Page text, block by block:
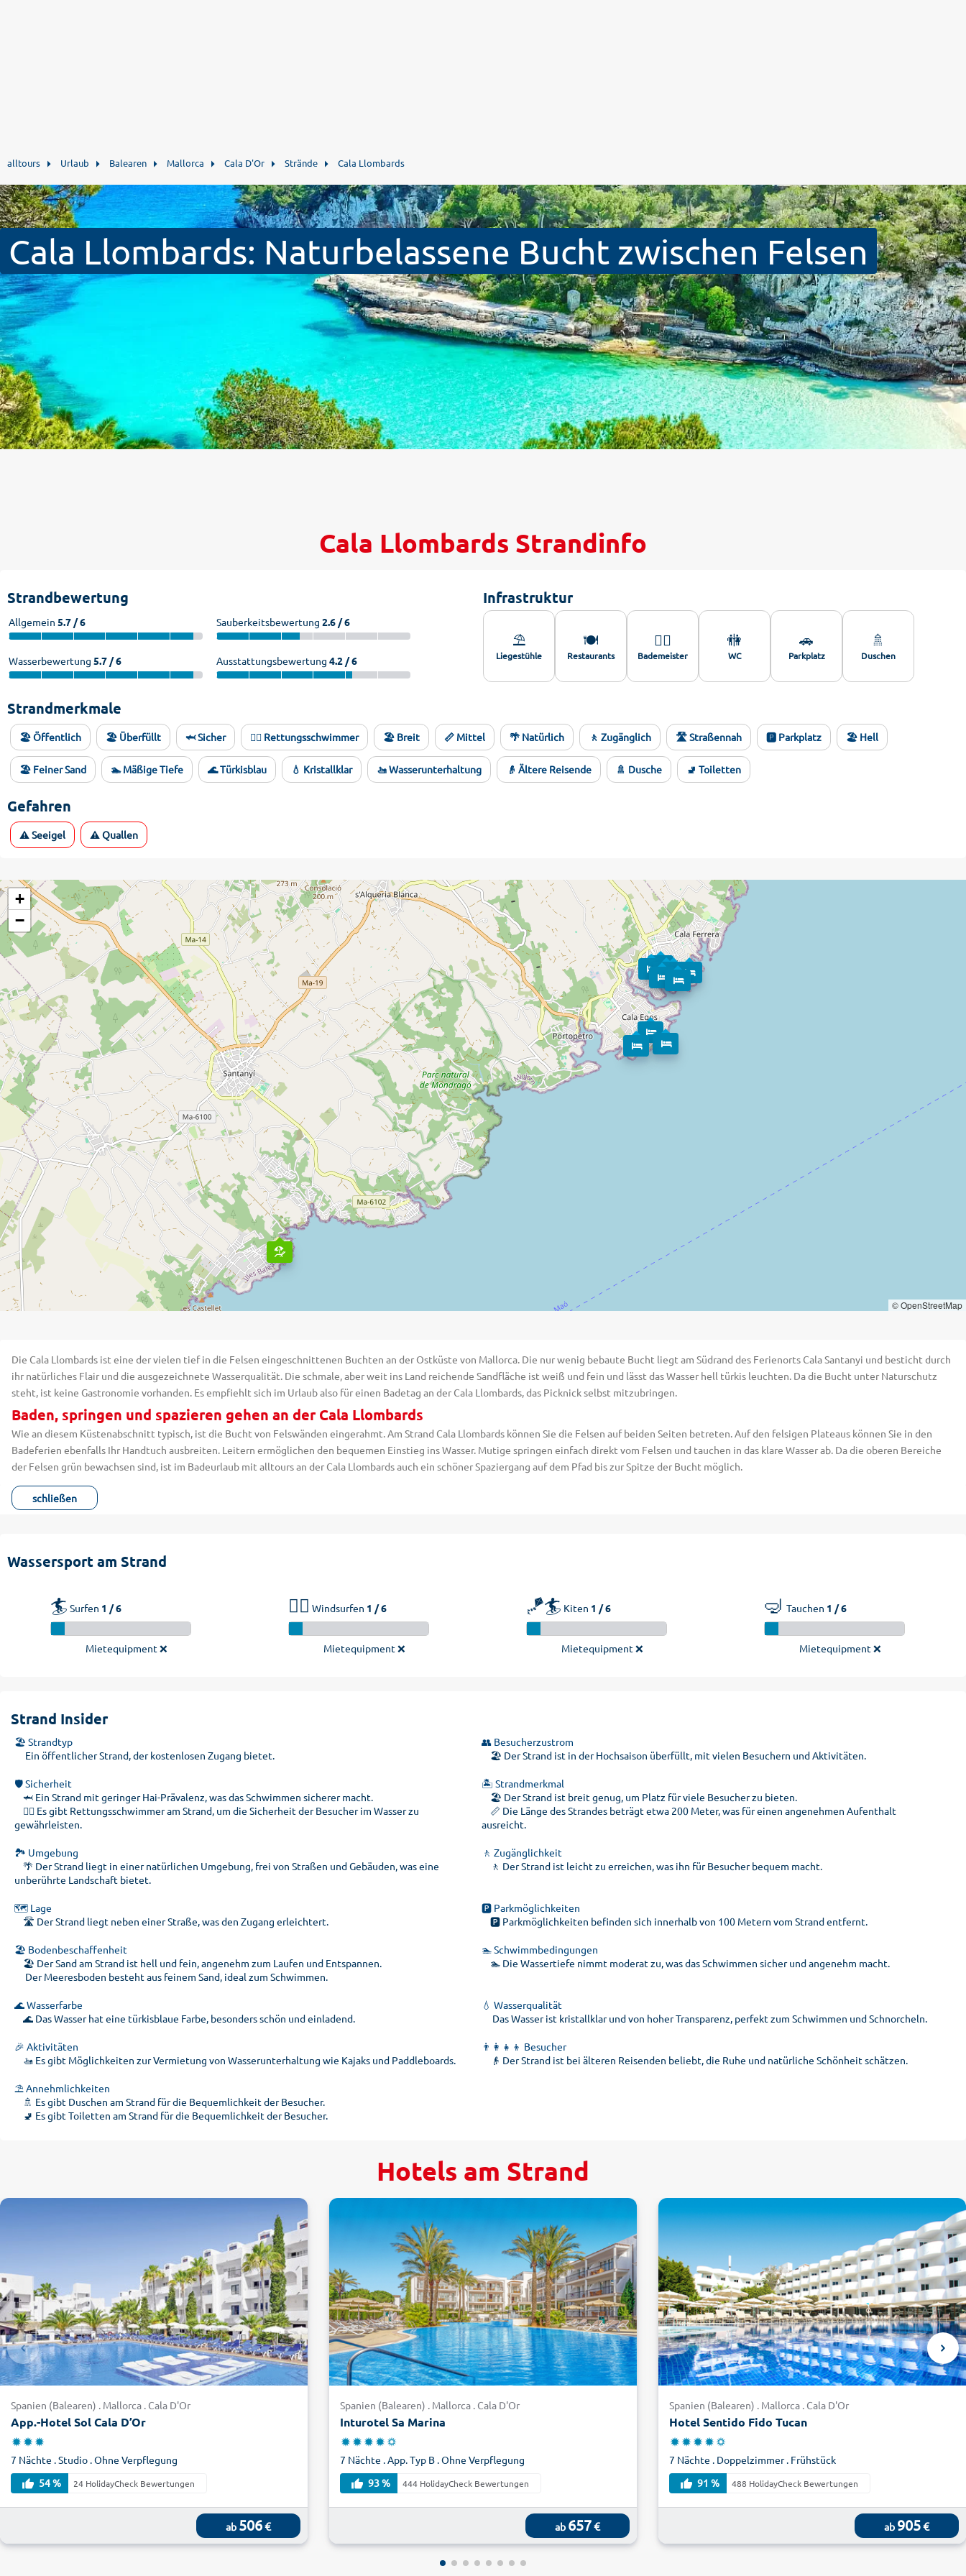
alltours Urlaub Balearen Mallorca Cala D'Or Strände Cala Llombards
Cala Llombards: Naturbelassene Bucht zwischen Felsen
Cala Llombards Strandinfo
Strandbewertung
Allgemein 5.7 / 6 Sauberkeitsbewertung 2.6 / 6
Wasserbewertung 5.7 / 6 Ausstattungsbewertung 4.2 / 6
Infrastruktur
⛱️
Liegestühle
🍽️
Restaurants
🏊‍♂️
Bademeister
🚻
WC
🚗
Parkplatz
🚿
Duschen
Strandmerkmale
🏖️ Öffentlich 🏖️ Überfüllt 🦈 Sicher 🏊‍♂️ Rettungsschwimmer 🏖️ Breit 📏 Mittel 🌴 Natürlich 🚶 Zugänglich 🛣️ Straßennah 🅿️ Parkplatz 🏖️ Hell
🏖️ Feiner Sand 🏊 Mäßige Tiefe 🌊 Türkisblau 💧 Kristallklar 🚤 Wasserunterhaltung 👴 Ältere Reisende 🚿 Dusche 🚽 Toiletten
Gefahren
⚠️ Seeigel ⚠️ Quallen
+
−
© OpenStreetMap
Die Cala Llombards ist eine der vielen tief in die Felsen eingeschnittenen Buchten an der Ostküste von Mallorca. Die nur wenig bebaute Bucht liegt am Südrand des Ferienorts Cala Santanyi und besticht durch
ihr natürliches Flair und die ausgezeichnete Wasserqualität. Die schmale, aber weit ins Land reichende Sandfläche ist weiß und fein und lässt das Wasser hell türkis leuchten. Da die Bucht unter Naturschutz
steht, ist keine Gastronomie vorhanden. Es empfiehlt sich im Urlaub also für einen Badetag an der Cala Llombards, das Picknick selbst mitzubringen.
Baden, springen und spazieren gehen an der Cala Llombards
Wie an diesem Küstenabschnitt typisch, ist die Bucht von Felswänden eingerahmt. Am Strand Cala Llombards können Sie die Felsen auf beiden Seiten betreten. Auf den felsigen Plateaus können Sie in den
Badeferien ebenfalls Ihr Handtuch ausbreiten. Leitern ermöglichen den bequemen Einstieg ins Wasser. Mutige springen einfach direkt vom Felsen und tauchen in das klare Wasser ab. Da die oberen Bereiche
der Felsen grün bewachsen sind, ist im Badeurlaub mit alltours an der Cala Llombards auch ein schöner Spaziergang auf dem Pfad bis zur Spitze der Bucht möglich.
schließen
Wassersport am Strand
🏄 Surfen 1 / 6
Mietequipment ❌
🏄‍♂️ Windsurfen 1 / 6
Mietequipment ❌
🪁🏄 Kiten 1 / 6
Mietequipment ❌
🤿 Tauchen 1 / 6
Mietequipment ❌
Strand Insider
🏖️ Strandtyp
Ein öffentlicher Strand, der kostenlosen Zugang bietet.
👥 Besucherzustrom
🏖️ Der Strand ist in der Hochsaison überfüllt, mit vielen Besuchern und Aktivitäten.
🛡️ Sicherheit
🦈 Ein Strand mit geringer Hai-Prävalenz, was das Schwimmen sicherer macht.
🏊‍♂️ Es gibt Rettungsschwimmer am Strand, um die Sicherheit der Besucher im Wasser zu
gewährleisten.
🏝️ Strandmerkmal
🏖️ Der Strand ist breit genug, um Platz für viele Besucher zu bieten.
📏 Die Länge des Strandes beträgt etwa 200 Meter, was für einen angenehmen Aufenthalt
ausreicht.
🏞️ Umgebung
🌴 Der Strand liegt in einer natürlichen Umgebung, frei von Straßen und Gebäuden, was eine
unberührte Landschaft bietet.
🚶 Zugänglichkeit
🚶 Der Strand ist leicht zu erreichen, was ihn für Besucher bequem macht.
🗺️ Lage
🛣️ Der Strand liegt neben einer Straße, was den Zugang erleichtert.
🅿️ Parkmöglichkeiten
🅿️ Parkmöglichkeiten befinden sich innerhalb von 100 Metern vom Strand entfernt.
🏖️ Bodenbeschaffenheit
🏖️ Der Sand am Strand ist hell und fein, angenehm zum Laufen und Entspannen.
Der Meeresboden besteht aus feinem Sand, ideal zum Schwimmen.
🏊 Schwimmbedingungen
🏊 Die Wassertiefe nimmt moderat zu, was das Schwimmen sicher und angenehm macht.
🌊 Wasserfarbe
🌊 Das Wasser hat eine türkisblaue Farbe, besonders schön und einladend.
💧 Wasserqualität
Das Wasser ist kristallklar und von hoher Transparenz, perfekt zum Schwimmen und Schnorcheln.
🎉 Aktivitäten
🚤 Es gibt Möglichkeiten zur Vermietung von Wasserunterhaltung wie Kajaks und Paddleboards.
👨‍👩‍👧‍👦 Besucher
👴 Der Strand ist bei älteren Reisenden beliebt, die Ruhe und natürliche Schönheit schätzen.
⛱️ Annehmlichkeiten
🚿 Es gibt Duschen am Strand für die Bequemlichkeit der Besucher.
🚽 Es gibt Toiletten am Strand für die Bequemlichkeit der Besucher.
Hotels am Strand
Spanien (Balearen) . Mallorca . Cala D'Or
App.-Hotel Sol Cala D’Or
7 Nächte . Studio . Ohne Verpflegung
54 %
24 HolidayCheck Bewertungen
ab 506€
Spanien (Balearen) . Mallorca . Cala D'Or
Inturotel Sa Marina
7 Nächte . App. Typ B . Ohne Verpflegung
93 %
444 HolidayCheck Bewertungen
ab 657€
Spanien (Balearen) . Mallorca . Cala D'Or
Hotel Sentido Fido Tucan
7 Nächte . Doppelzimmer . Frühstück
91 %
488 HolidayCheck Bewertungen
ab 905€